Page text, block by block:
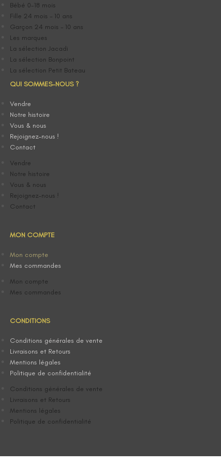
Bébé 0-18 mois
Fille 24 mois – 10 ans
Garçon 24 mois – 10 ans
Les marques
La sélection Jacadi
La sélection Bonpoint
La sélection Petit Bateau
QUI SOMMES-NOUS ?
Vendre
Notre histoire
Vous & nous
Rejoignez-nous !
Contact
Vendre
Notre histoire
Vous & nous
Rejoignez-nous !
Contact
MON COMPTE
Mon compte
Mes commandes
Mon compte
Mes commandes
CONDITIONS
Conditions générales de vente
Livraisons et Retours
Mentions légales
Politique de confidentialité
Conditions générales de vente
Livraisons et Retours
Mentions légales
Politique de confidentialité